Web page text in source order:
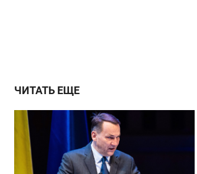
ЧИТАТЬ ЕЩЕ